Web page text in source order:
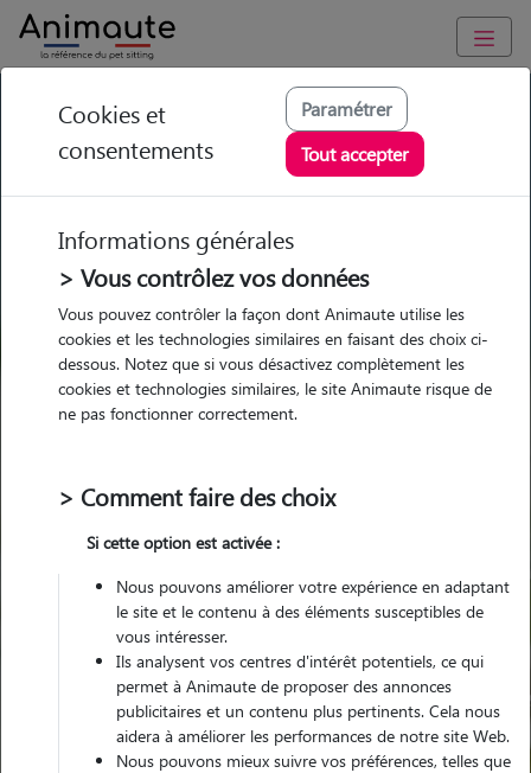
GARDE ANIMAUX à Le Poinçonnet : Garde chien et chat en
famille ou à domicile, visites et promenades
Trouvez une garde animaux à
Le Poinçonnet
Parmi nos 2 pet-sitters à Le
Poinçonnet
Pour quel animal ?
Trouver mon Pet Sitter
Cookies et
consentements
Paramétrer
Tout accepter
Informations générales
> Vous contrôlez vos données
Vous pouvez contrôler la façon dont Animaute utilise les
cookies et les technologies similaires en faisant des choix ci-
dessous. Notez que si vous désactivez complètement les
cookies et technologies similaires, le site Animaute risque de
ne pas fonctionner correctement.
> Comment faire des choix
Si cette option est activée :
Nous pouvons améliorer votre expérience en adaptant
le site et le contenu à des éléments susceptibles de
vous intéresser.
Ils analysent vos centres d'intérêt potentiels, ce qui
permet à Animaute de proposer des annonces
publicitaires et un contenu plus pertinents. Cela nous
aidera à améliorer les performances de notre site Web.
Nous pouvons mieux suivre vos préférences, telles que